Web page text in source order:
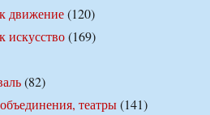
движение(120)
искусство(169)
(82)
театры(141)